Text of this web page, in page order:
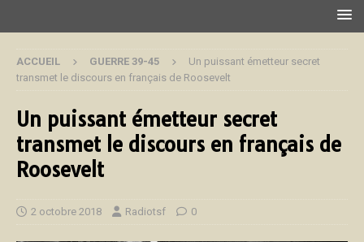
ACCUEIL GUERRE 39-45
Un puissant émetteur secret
transmet le discours en français de Roosevelt
Un puissant émetteur secret
transmet le discours en français de
Roosevelt
2 octobre 2018 Radiotsf 0